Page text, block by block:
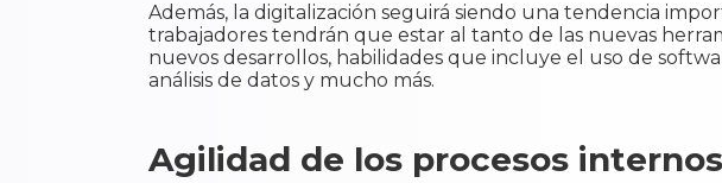
Además, la digitalización seguirá siendo una tendencia
trabajadores tendrán que estar al tanto de las nuevas
nuevos desarrollos, habilidades que incluye el uso de
análisis de datos y mucho más.
Agilidad de los procesos internos